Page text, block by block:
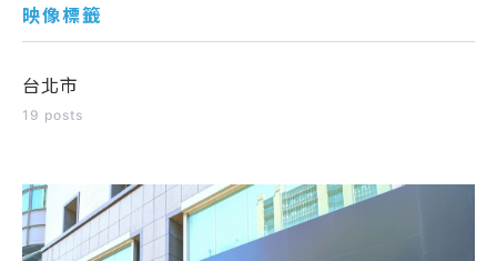
映像標籤
台北市
19 posts